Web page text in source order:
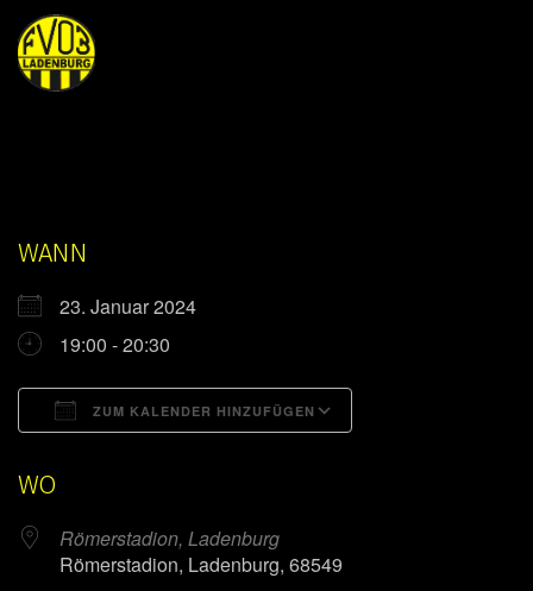
WANN
23. Januar 2024
19:00 - 20:30
ZUM KALENDER HINZUFÜGEN
WO
Römerstadion, Ladenburg
Römerstadion, Ladenburg, 68549